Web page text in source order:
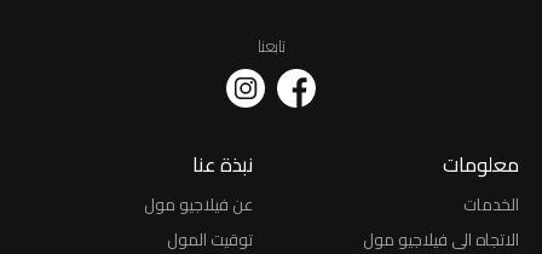
تابعنا
معلومات
الخدمات
الاتجاه الى فيلاجيو مول
نبذة عنا
عن فيلاجيو مول
توقيت المول